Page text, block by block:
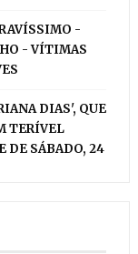
-
- VÍTIMAS
DIAS', QUE
TERÍVEL
DE SÁBADO, 24